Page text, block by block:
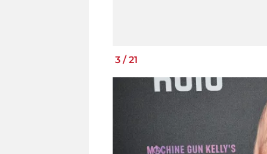
3 /21